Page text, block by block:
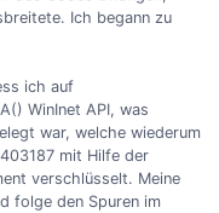
Ich begann zu
ich auf
WinInet API, was
war, welche wiederum
mit Hilfe der
verschlüsselt. Meine
folge den Spuren im